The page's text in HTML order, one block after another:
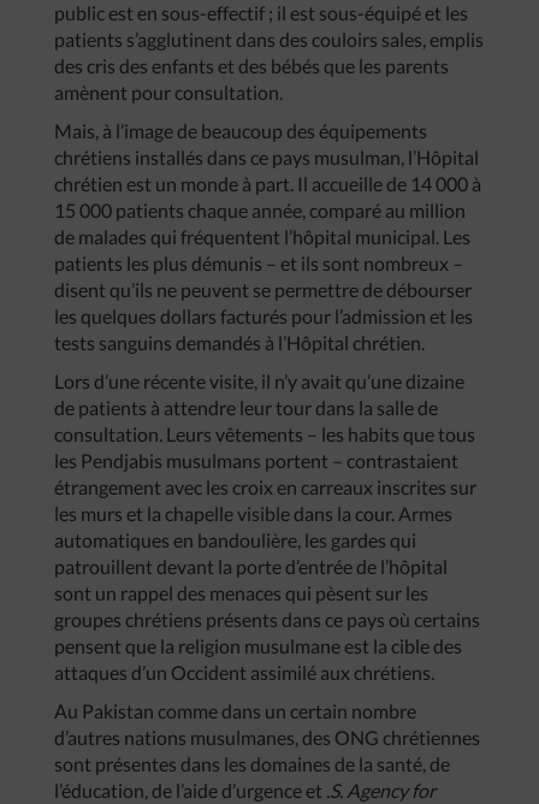
public est en sous-effectif ; il est sous-équipé et les
patients s’agglutinent dans des couloirs sales, emplis
des cris des enfants et des bébés que les parents
amènent pour consultation.
Mais, à l’image de beaucoup des équipements
chrétiens installés dans ce pays musulman, l’Hôpital
chrétien est un monde à part. Il accueille de 14 000 à
15 000 patients chaque année, comparé au million
de malades qui fréquentent l’hôpital municipal. Les
patients les plus démunis – et ils sont nombreux –
disent qu’ils ne peuvent se permettre de débourser
les quelques dollars facturés pour l’admission et les
tests sanguins demandés à l’Hôpital chrétien.
Lors d’une récente visite, il n’y avait qu’une dizaine
de patients à attendre leur tour dans la salle de
consultation. Leurs vêtements – les habits que tous
les Pendjabis musulmans portent – contrastaient
étrangement avec les croix en carreaux inscrites sur
les murs et la chapelle visible dans la cour. Armes
automatiques en bandoulière, les gardes qui
patrouillent devant la porte d’entrée de l’hôpital
sont un rappel des menaces qui pèsent sur les
groupes chrétiens présents dans ce pays où certains
pensent que la religion musulmane est la cible des
attaques d’un Occident assimilé aux chrétiens.
Au Pakistan comme dans un certain nombre
d’autres nations musulmanes, des ONG chrétiennes
sont présentes dans les domaines de la santé, de
l’éducation, de l’aide d’urgence et .S. Agency for